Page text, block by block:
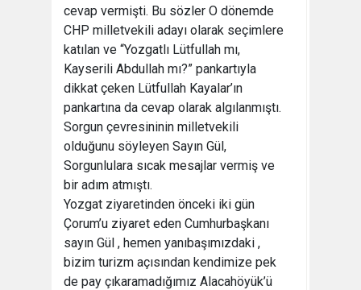
cevap vermişti. Bu sözler O dönemde
CHP milletvekili adayı olarak seçimlere
katılan ve “Yozgatlı Lütfullah mı,
Kayserili Abdullah mı?” pankartıyla
dikkat çeken Lütfullah Kayalar’ın
pankartına da cevap olarak algılanmıştı.
Sorgun çevresininin milletvekili
olduğunu söyleyen Sayın Gül,
Sorgunlulara sıcak mesajlar vermiş ve
bir adım atmıştı.
Yozgat ziyaretinden önceki iki gün
Çorum’u ziyaret eden Cumhurbaşkanı
sayın Gül , hemen yanıbaşımızdaki ,
bizim turizm açısından kendimize pek
de pay çıkaramadığımız Alacahöyük’ü